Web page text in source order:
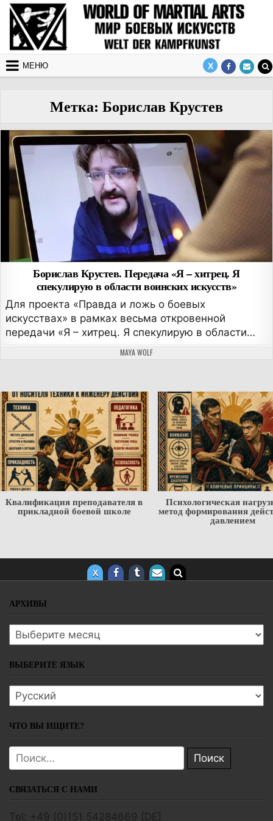
Перейти к содержимому
МЕНЮ
Метка: Борислав Крустев
Борислав Крустев. Передача «Я – хитрец. Я
спекулирую в области воинских искусств»
Для проекта «Правда и ложь о боевых
искусствах» в рамках весьма откровенной
передачи «Я – хитрец. Я спекулирую в области…
АВТОР:
MAYA WOLF
Квалификация преподавателя в
прикладной боевой школе
Психологическая
метод формирования
давлением
АРХИВЫ
Архивы
ВЫБЕРИТЕ ЯЗЫК
Выберите язык
ЧТО ВЫ ИЩИТЕ?
Поиск:
СВЯЗАТЬСЯ С НАМИ
Tel: +49 (0)151 54284669 [DE]